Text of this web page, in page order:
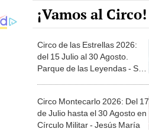
¡Vamos al Circo!
Circo de las Estrellas 2026:
del 15 Julio al 30 Agosto.
Parque de las Leyendas - San
Circo Montecarlo 2026: Del 17
de Julio hasta el 30 Agosto en
Círculo Militar - Jesús María